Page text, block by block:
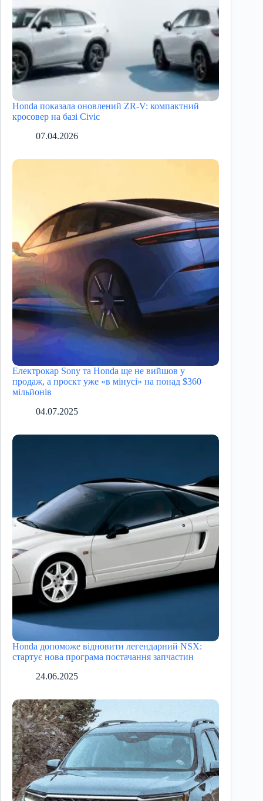
Honda показала оновлений ZR-V: компактний
кросовер на базі Civic
07.04.2026
Електрокар Sony та Honda ще не вийшов у
продаж, а проєкт уже «в мінусі» на понад $360
мільйонів
04.07.2025
Honda допоможе відновити легендарний NSX:
стартує нова програма постачання запчастин
24.06.2025